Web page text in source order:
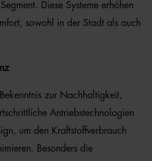
Diese Systeme erhöhen
sowohl in der Stadt als auch
zur Nachhaltigkeit,
Antriebstechnologien
um den Kraftstoffverbrauch
Besonders die